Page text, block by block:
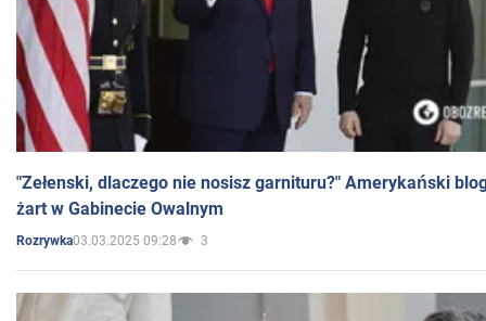
"Zełenski, dlaczego nie nosisz garnituru?" Amerykański
żart w Gabinecie Owalnym
Rozrywka03.03.2025 09:28 3